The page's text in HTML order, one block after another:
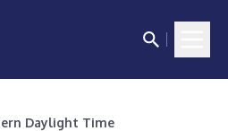
Daylight Time